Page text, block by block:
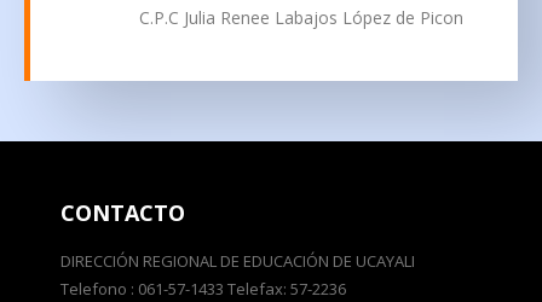
C.P.C Julia Renee Labajos López de Picon
CONTACTO
DIRECCIÓN REGIONAL DE EDUCACIÓN DE UCAYALI
Telefono : 061-57-1433 Telefax: 57-2236